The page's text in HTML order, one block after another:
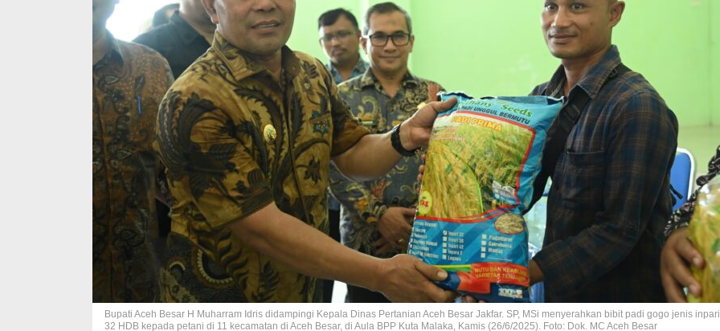
Bupati Aceh Besar H Muharram Idris didampingi Kepala Dinas Pertanian Aceh Besar Jakfar. SP, MSi menyerahkan bibit padi gogo jenis inpari
32 HDB kepada petani di 11 kecamatan di Aceh Besar, di Aula BPP Kuta Malaka, Kamis (26/6/2025). Foto: Dok. MC Aceh Besar